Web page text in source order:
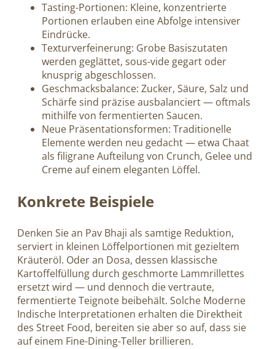
Tasting-Portionen: Kleine, konzentrierte
Portionen erlauben eine Abfolge intensiver
Eindrücke.
Texturverfeinerung: Grobe Basiszutaten
werden geglättet, sous-vide gegart oder
knusprig abgeschlossen.
Geschmacksbalance: Zucker, Säure, Salz und
Schärfe sind präzise ausbalanciert — oftmals
mithilfe von fermentierten Saucen.
Neue Präsentationsformen: Traditionelle
Elemente werden neu gedacht — etwa Chaat
als filigrane Aufteilung von Crunch, Gelee und
Creme auf einem eleganten Löffel.
Konkrete Beispiele
Denken Sie an Pav Bhaji als samtige Reduktion,
serviert in kleinen Löffelportionen mit gezieltem
Kräuteröl. Oder an Dosa, dessen klassische
Kartoffelfüllung durch geschmorte Lammrillettes
ersetzt wird — und dennoch die vertraute,
fermentierte Teignote beibehält. Solche Moderne
Indische Interpretationen erhalten die Direktheit
des Street Food, bereiten sie aber so auf, dass sie
auf einem Fine-Dining-Teller brillieren.